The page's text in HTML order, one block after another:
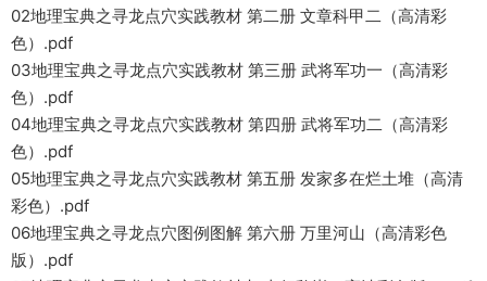
02地理宝典之寻龙点穴实践教材 第二册 文章科甲二（高清彩
色）.pdf
03地理宝典之寻龙点穴实践教材 第三册 武将军功一（高清彩
色）.pdf
04地理宝典之寻龙点穴实践教材 第四册 武将军功二（高清彩
色）.pdf
05地理宝典之寻龙点穴实践教材 第五册 发家多在烂土堆（高清
彩色）.pdf
06地理宝典之寻龙点穴图例图解 第六册 万里河山（高清彩色
版）.pdf